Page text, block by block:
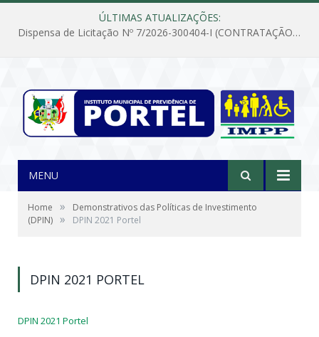
ÚLTIMAS ATUALIZAÇÕES:
Dispensa de Licitação Nº 7/2026-300404-I (CONTRATAÇÃO DE EMPRESA PARA MANUTENÇÃO E REPARAÇÃO DE APARELHOS DE AR CONDICIONADO, EM ATENDIMENTO ÀS NECESSIDADES DO INSTITUTO DE PREVIDÊNCIA MUNICIPAL DE PORTEL/PA)
MENU
Home »
Demonstrativos das Políticas de Investimento
(DPIN) » DPIN 2021 Portel
DPIN 2021 PORTEL
DPIN 2021 Portel